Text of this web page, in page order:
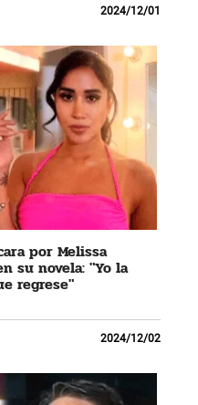
2024/12/01
por Melissa
su novela: "Yo la
regrese"
2024/12/02